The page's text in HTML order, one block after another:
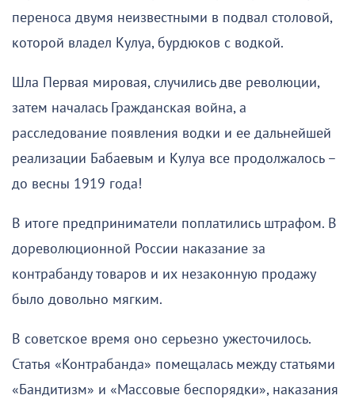
переноса двумя неизвестными в подвал столовой,
которой владел Кулуа, бурдюков с водкой.
Шла Первая мировая, случились две революции,
затем началась Гражданская война, а
расследование появления водки и ее дальнейшей
реализации Бабаевым и Кулуа все продолжалось –
до весны 1919 года!
В итоге предприниматели поплатились штрафом. В
дореволюционной России наказание за
контрабанду товаров и их незаконную продажу
было довольно мягким.
В советское время оно серьезно ужесточилось.
Статья «Контрабанда» помещалась между статьями
«Бандитизм» и «Массовые беспорядки», наказания